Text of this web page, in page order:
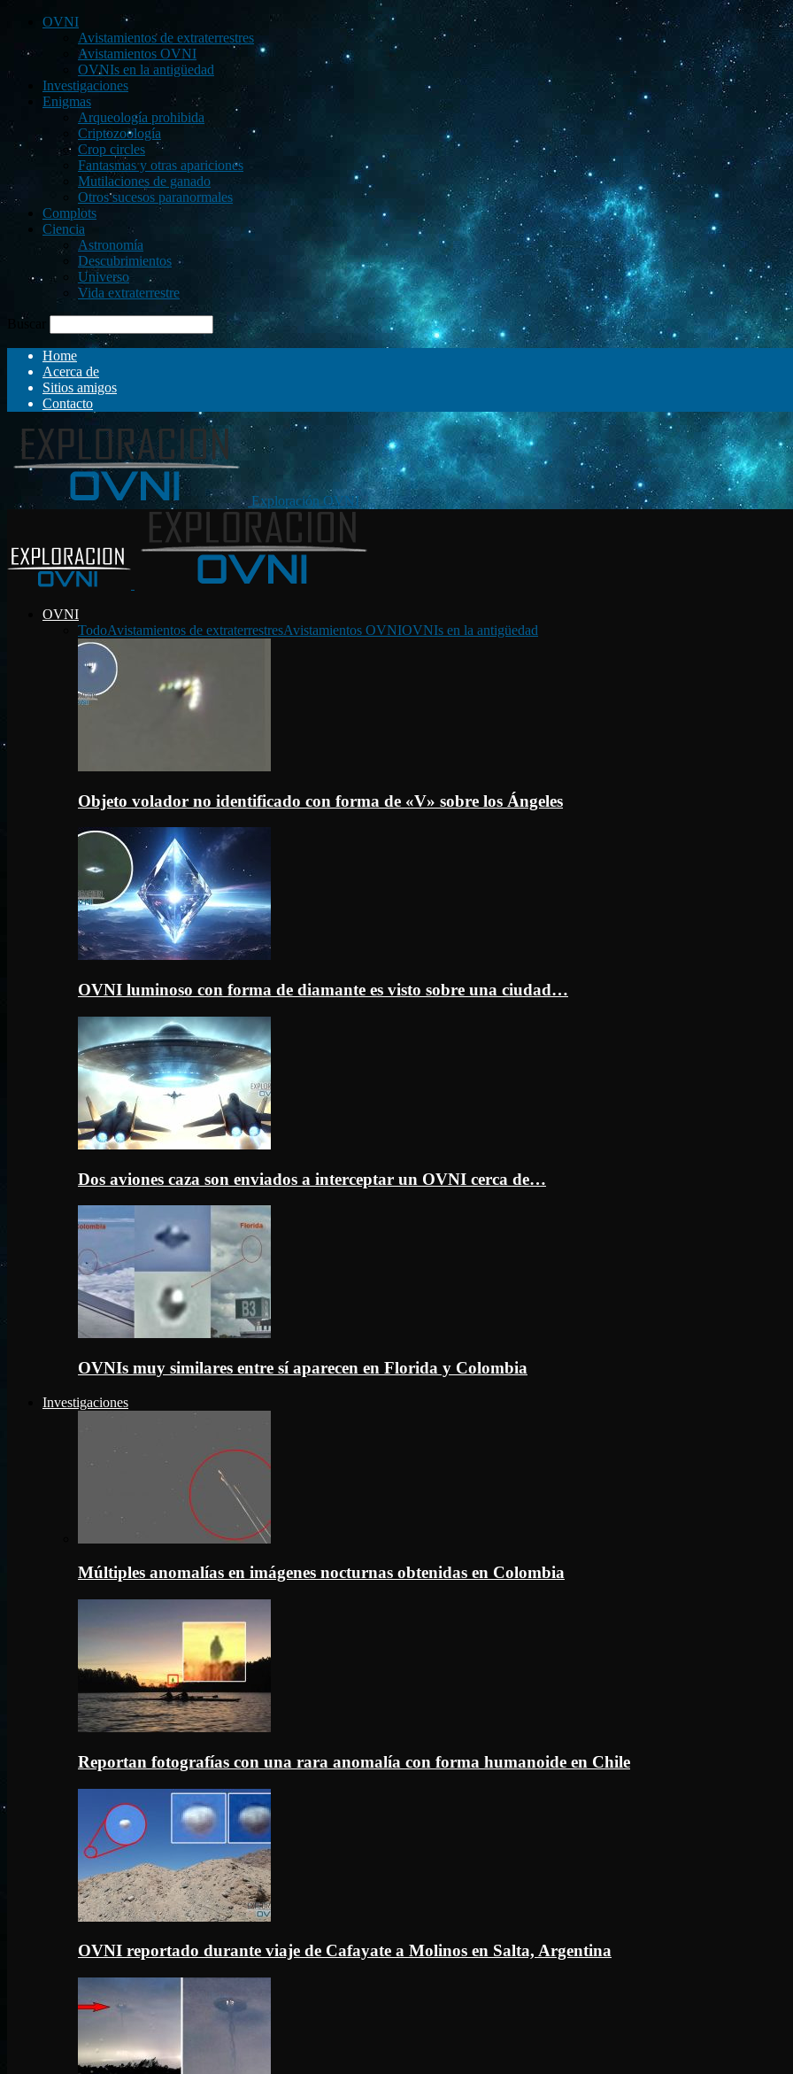
OVNI
Avistamientos de extraterrestres
Avistamientos OVNI
OVNIs en la antigüedad
Investigaciones
Enigmas
Arqueología prohibida
Criptozoología
Crop circles
Fantasmas y otras apariciones
Mutilaciones de ganado
Otros sucesos paranormales
Complots
Ciencia
Astronomía
Descubrimientos
Universo
Vida extraterrestre
Buscar
Home
Acerca de
Sitios amigos
Contacto
Exploración OVNI
OVNI
TodoAvistamientos de extraterrestresAvistamientos OVNIOVNIs en la antigüedad
Objeto volador no identificado con forma de «V» sobre los Ángeles
OVNI luminoso con forma de diamante es visto sobre una ciudad…
Dos aviones caza son enviados a interceptar un OVNI cerca de…
OVNIs muy similares entre sí aparecen en Florida y Colombia
Investigaciones
Múltiples anomalías en imágenes nocturnas obtenidas en Colombia
Reportan fotografías con una rara anomalía con forma humanoide en Chile
OVNI reportado durante viaje de Cafayate a Molinos en Salta, Argentina